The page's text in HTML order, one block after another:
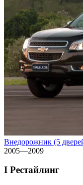
Внедорожник (5
2005—2009
I Рестайлинг